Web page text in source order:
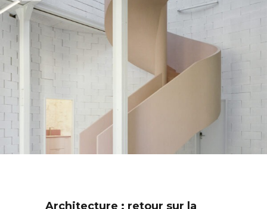
Architecture : retour sur la